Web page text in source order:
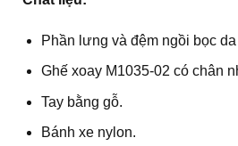
Phần lưng và đệm ngồi bọc
Ghế xoay M1035-02 có chân
Tay bằng gỗ.
Bánh xe nylon.